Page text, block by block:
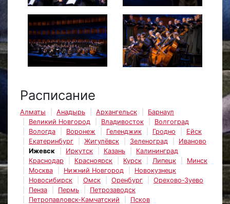
Расписание
Алматы Анадырь Архангельск
Барнаул
Великий Новгород
Владивосток
Волгоград
Вологда
Воронеж Геленджик Гродно
Ейск
Екатеринбург
Жигулёвск Зеленоград
Иваново
Ижевск
Иркутск Казань
Калининград
Краснодар
Красноярск Курск Липецк
Минск
Москва
Нижний Новгород
Новокузнецк
Новосибирск
Омск Оренбург
Орехово-Зуево
Пенза
Пермь
Петрозаводск
Петропавловск-Камчатский
Псков